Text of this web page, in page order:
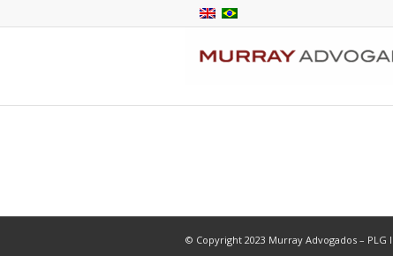
© Copyright 2023 Murray Advogados – PLG